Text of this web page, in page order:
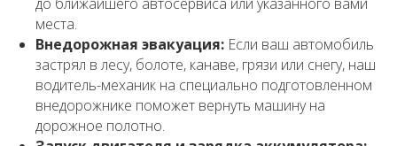
места.
Внедорожная эвакуация: Если ваш автомобиль
застрял в лесу, болоте, канаве, грязи или снегу, наш
водитель-механик на специально подготовленном
внедорожнике поможет вернуть машину на
дорожное полотно.